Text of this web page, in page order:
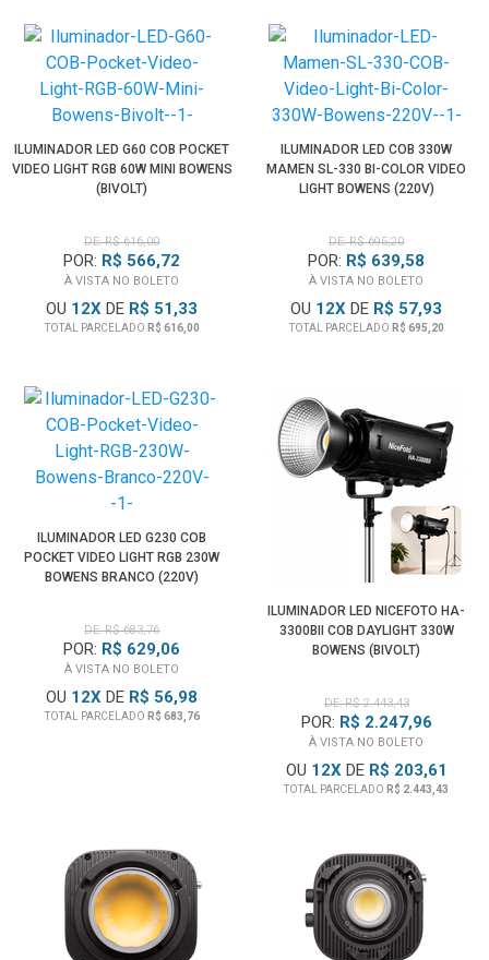
ILUMINADOR LED G60 COB POCKET
VIDEO LIGHT RGB 60W MINI BOWENS
(BIVOLT)
DE: R$ 616,00
POR: R$ 566,72
À VISTA NO BOLETO
OU 12X DE R$ 51,33
TOTAL PARCELADO R$ 616,00
ILUMINADOR LED COB 330W
MAMEN SL-330 BI-COLOR VIDEO
LIGHT BOWENS (220V)
DE: R$ 695,20
POR: R$ 639,58
À VISTA NO BOLETO
OU 12X DE R$ 57,93
TOTAL PARCELADO R$ 695,20
ILUMINADOR LED G230 COB
POCKET VIDEO LIGHT RGB 230W
BOWENS BRANCO (220V)
DE: R$ 683,76
POR: R$ 629,06
À VISTA NO BOLETO
OU 12X DE R$ 56,98
TOTAL PARCELADO R$ 683,76
ILUMINADOR LED NICEFOTO HA-
3300BII COB DAYLIGHT 330W
BOWENS (BIVOLT)
DE: R$ 2.443,43
POR: R$ 2.247,96
À VISTA NO BOLETO
OU 12XDE R$ 203,61
TOTAL PARCELADO R$ 2.443,43